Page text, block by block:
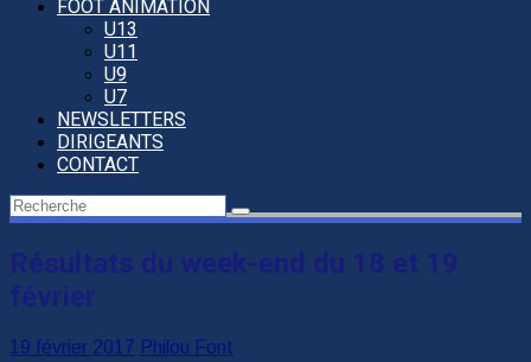
FOOT ANIMATION
U13
U11
U9
U7
NEWSLETTERS
DIRIGEANTS
CONTACT
Résultats du week-end du 18 et 19
février
19 février 2017 Philou Font